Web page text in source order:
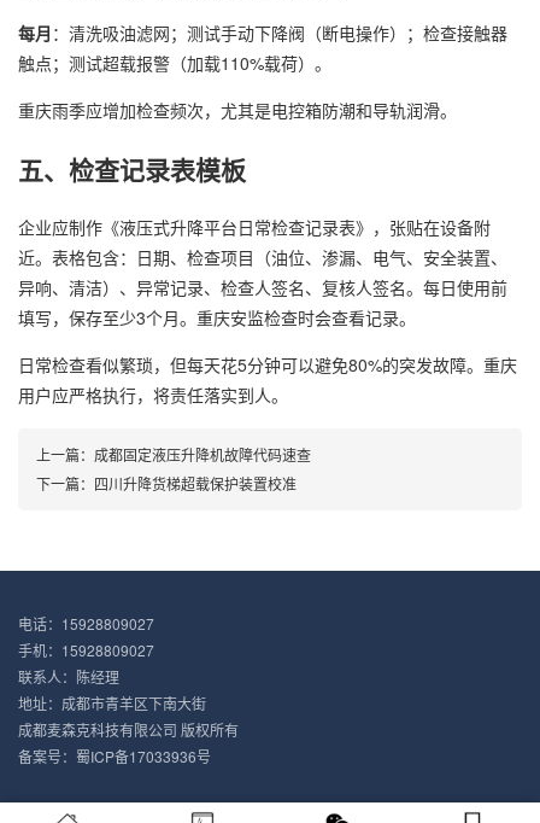
每月 ：清洗吸油滤网；测试手动下降阀（断电操作）；检查接触器
触点；测试超载报警（加载110%载荷）。
重庆雨季应增加检查频次，尤其是电控箱防潮和导轨润滑。
五、检查记录表模板
企业应制作《液压式升降平台日常检查记录表》，张贴在设备附
近。表格包含：日期、检查项目（油位、渗漏、电气、安全装置、
异响、清洁）、异常记录、检查人签名、复核人签名。每日使用前
填写，保存至少3个月。重庆安监检查时会查看记录。
日常检查看似繁琐，但每天花5分钟可以避免80%的突发故障。重庆
用户应严格执行，将责任落实到人。
上一篇： 成都固定液压升降机故障代码速查
下一篇： 四川升降货梯超载保护装置校准
电话：15928809027
手机：15928809027
联系人：陈经理
地址：成都市青羊区下南大街
成都麦森克科技有限公司 版权所有
备案号： 蜀ICP备17033936号